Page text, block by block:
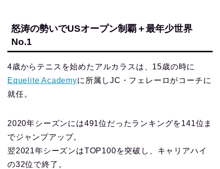
怒涛の勢いでUSオープン制覇＋最年少世界
No.1
4歳からテニスを始めたアルカラスは、15歳の時に
Equelite Academyに所属しJC・フェレーロがコーチに
就任。
2020年シーズンには491位だったランキングを141位ま
でジャンプアップ。
翌2021年シーズンはTOP100を突破し、キャリアハイ
の32位で終了。